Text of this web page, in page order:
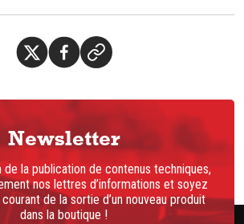
Newsletter
de la publication de contenus techniques,
nos lettres d’informations et soyez
de la sortie d’un nouveau produit
dans la boutique !